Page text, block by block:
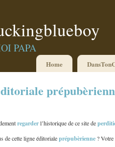
PAPA
Home
regarderl’historique de ce site de
de cette ligne éditorialeprépubèrienne? Votre